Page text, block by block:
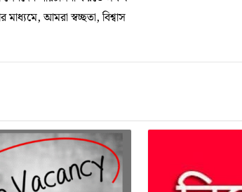
আমরা স্বচ্ছতা, বিশ্বাস